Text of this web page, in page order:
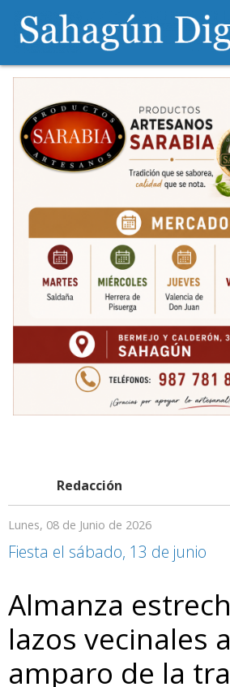
Redacción
Lunes, 08 de Junio de 2026
Fiesta el sábado, 13 de junio
Almanza
lazos vecinales
amparo de la